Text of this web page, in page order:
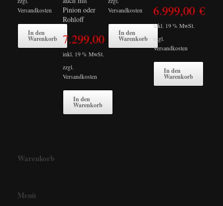
Versandkosten
In den
Warenkorb
Pinion oder
Rohloff
7.299,00
inkl. 19 % MwSt.
zzgl.
Versandkosten
In den
Warenkorb
Versandkosten
In den
Warenkorb
6.999,00 €
inkl. 19 % MwSt.
zzgl.
Versandkosten
In den
Warenkorb
Warenkorb
Menü